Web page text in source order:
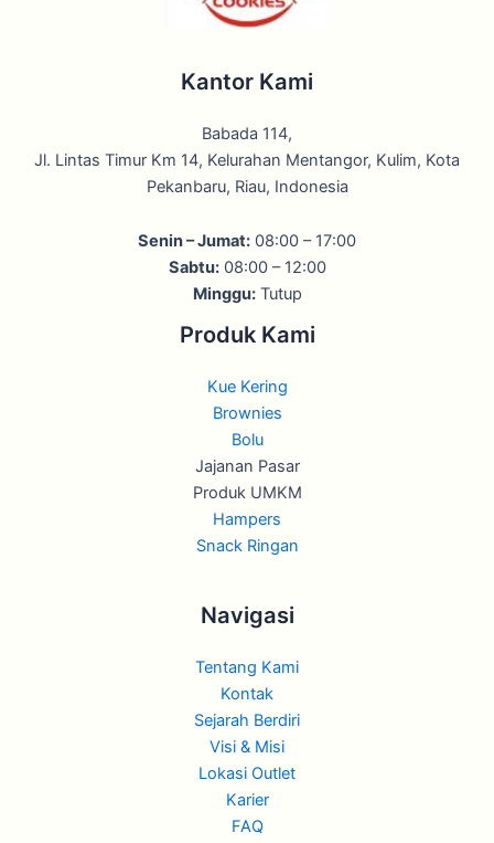
Kantor Kami
Babada 114,
Jl. Lintas Timur Km 14, Kelurahan Mentangor, Kulim, Kota
Pekanbaru, Riau, Indonesia
Senin – Jumat: 08:00 – 17:00
Sabtu:08:00 – 12:00
Minggu:Tutup
Produk Kami
Kue Kering
Brownies
Bolu
Jajanan Pasar
Produk UMKM
Hampers
Snack Ringan
Navigasi
Tentang Kami
Kontak
Sejarah Berdiri
Visi & Misi
Lokasi Outlet
Karier
FAQ